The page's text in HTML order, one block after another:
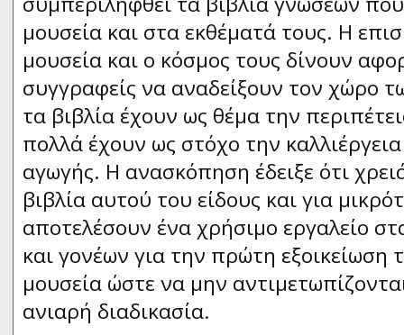
μουσεία και στα εκθέματά τους. Η
μουσεία και ο κόσμος τους δίνουν
συγγραφείς να αναδείξουν τον χώρο
τα βιβλία έχουν ως θέμα την
πολλά έχουν ως στόχο την
αγωγής. Η ανασκόπηση έδειξε ότι
βιβλία αυτού του είδους και για
αποτελέσουν ένα χρήσιμο εργαλείο
και γονέων για την πρώτη εξοικείωση
μουσεία ώστε να μην
ανιαρή διαδικασία.